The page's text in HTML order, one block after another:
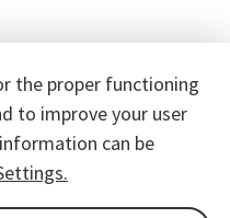
the proper functioning
to improve your user
can be